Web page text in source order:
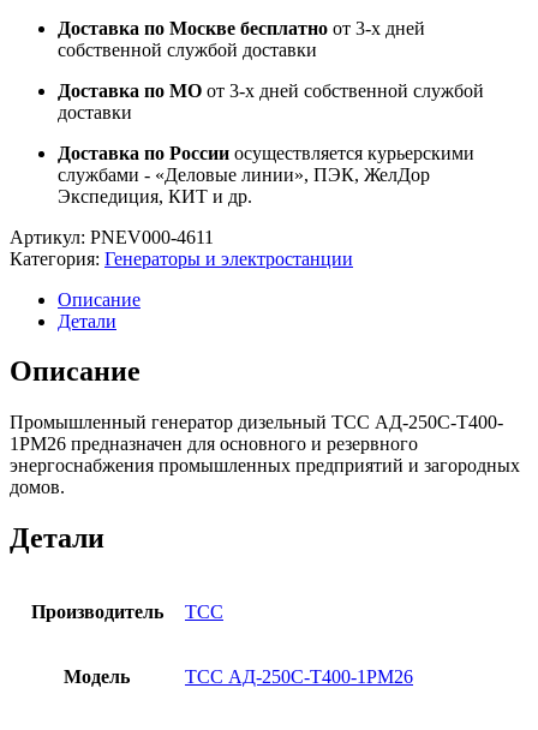
Доставка по Москве бесплатно от 3-х дней
собственной службой доставки
Доставка по МО от 3-х дней собственной службой
доставки
Доставка по России осуществляется курьерскими
службами - «Деловые линии», ПЭК, ЖелДор
Экспедиция, КИТ и др.
Артикул: PNEV000-4611
Категория: Генераторы и электростанции
Описание
Детали
Описание
Промышленный генератор дизельный ТСС АД-250С-Т400-
1РМ26 предназначен для основного и резервного
энергоснабжения промышленных предприятий и загородных
домов.
Детали
Производитель ТСС
Модель ТСС АД-250С-Т400-1РМ26